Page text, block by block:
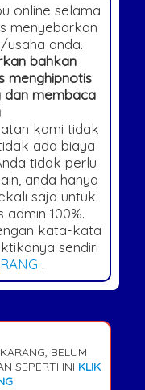
online selama
menyebarkan
anda.
bahkan
menghipnotis
dan membaca
kami tidak
ada biaya
tidak perlu
anda hanya
saja untuk
100%.
kata-kata
sendiri
.
BELUM
SEPERTI INI KLIK